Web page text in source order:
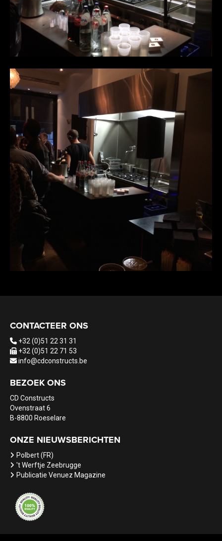
CONTACTEER ONS
+32 (0)51 22 31 31
+32 (0)51 22 71 53
info@cdconstructs.be
BEZOEK ONS
CD Constructs
Ovenstraat 6
B-8800 Roeselare
ONZE NIEUWSBERICHTEN
Polbert (FR)
't Werftje Zeebrugge
Publicatie Venuez Magazine